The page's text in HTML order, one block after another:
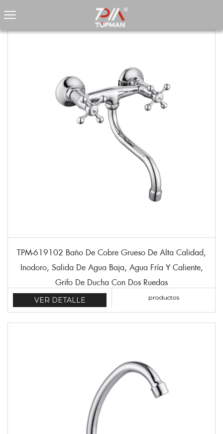
TPM-619102 Baño De Cobre Grueso De Alta Calidad,
Inodoro, Salida De Agua Baja, Agua Fría Y Caliente,
Grifo De Ducha Con Dos Ruedas
VER DETALLE productos